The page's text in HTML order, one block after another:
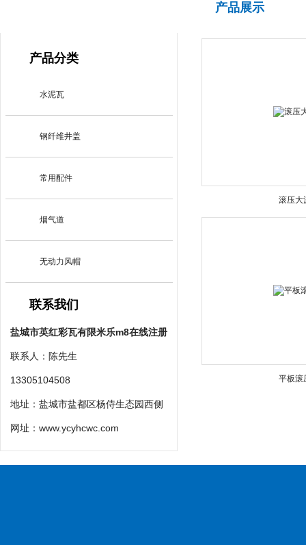
产品分类
水泥瓦
钢纤维井盖
常用配件
烟气道
无动力风帽
联系我们
盐城市英红彩瓦有限米乐m8在线注册
联系人：陈先生
13305104508
地址：盐城市盐都区杨侍生态园西侧
网址： www.ycyhcwc.com
产品展示
滚压大
平板滚